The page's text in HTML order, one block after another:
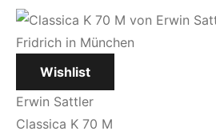
Wishlist
Erwin Sattler
Classica K 70 M